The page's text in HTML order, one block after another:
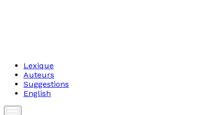
Lexique
Auteurs
Suggestions
English